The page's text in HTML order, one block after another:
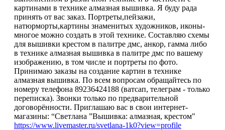
картинами в технике алмазная вышивка. Я буду рада
принять от вас заказ. Портреты,пейзажи,
натюрморты,картины знаменитых художников, иконы-
многое можно создать в этой технике. Составляю схемы
для вышивки крестом в палитре дмс, анкор, гамма либо
в технике алмазная вышивка в палитре дмс по вашему
изображению, в том числе и портреты по фото.
Принимаю заказы на создание картин в технике
алмазная вышивка. По всем вопросам обращайтесь по
номеру телефона 89236424188 (ватсап, телеграм - только
переписка). Звонки только по предварительной
договорённости. Приглашаю вас в свои интернет-
магазины: “Светлана ”Вышивка: алмазная, крестом"
https://www.livemaster.ru/svetlana-1k0?view=profile